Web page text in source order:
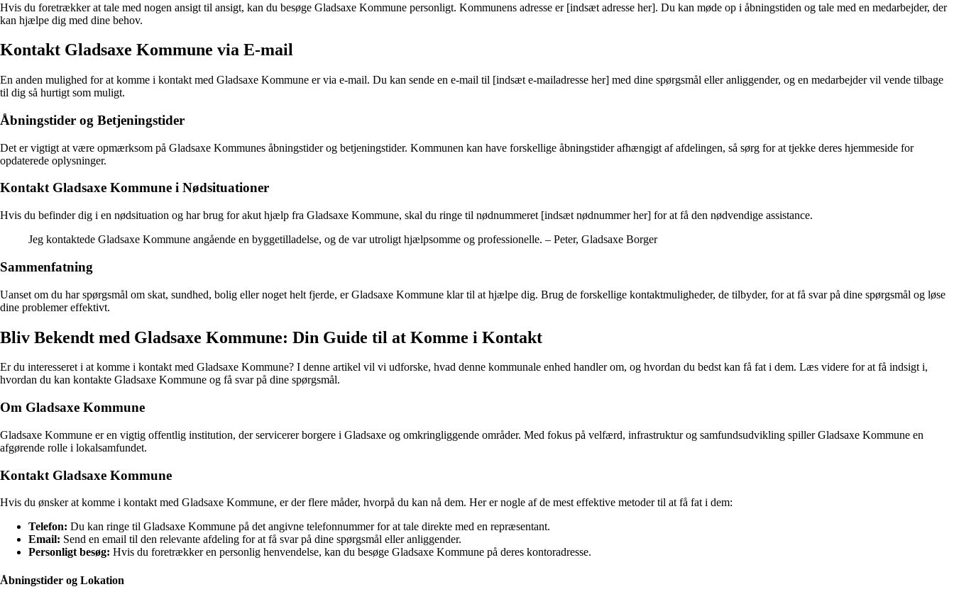
Hvis du foretrækker at tale med nogen ansigt til ansigt, kan du besøge Gladsaxe Kommune personligt. Kommunens adresse er [indsæt adresse her]. Du kan møde op i åbningstiden og tale med en medarbejder, der
kan hjælpe dig med dine behov.
Kontakt Gladsaxe Kommune via E-mail
En anden mulighed for at komme i kontakt med Gladsaxe Kommune er via e-mail. Du kan sende en e-mail til [indsæt e-mailadresse her] med dine spørgsmål eller anliggender, og en medarbejder vil vende tilbage
til dig så hurtigt som muligt.
Åbningstider og Betjeningstider
Det er vigtigt at være opmærksom på Gladsaxe Kommunes åbningstider og betjeningstider. Kommunen kan have forskellige åbningstider afhængigt af afdelingen, så sørg for at tjekke deres hjemmeside for
opdaterede oplysninger.
Kontakt Gladsaxe Kommune i Nødsituationer
Hvis du befinder dig i en nødsituation og har brug for akut hjælp fra Gladsaxe Kommune, skal du ringe til nødnummeret [indsæt nødnummer her] for at få den nødvendige assistance.
Jeg kontaktede Gladsaxe Kommune angående en byggetilladelse, og de var utroligt hjælpsomme og professionelle. – Peter, Gladsaxe Borger
Sammenfatning
Uanset om du har spørgsmål om skat, sundhed, bolig eller noget helt fjerde, er Gladsaxe Kommune klar til at hjælpe dig. Brug de forskellige kontaktmuligheder, de tilbyder, for at få svar på dine spørgsmål og løse
dine problemer effektivt.
Bliv Bekendt med Gladsaxe Kommune: Din Guide til at Komme i Kontakt
Er du interesseret i at komme i kontakt med Gladsaxe Kommune? I denne artikel vil vi udforske, hvad denne kommunale enhed handler om, og hvordan du bedst kan få fat i dem. Læs videre for at få indsigt i,
hvordan du kan kontakte Gladsaxe Kommune og få svar på dine spørgsmål.
Om Gladsaxe Kommune
Gladsaxe Kommune er en vigtig offentlig institution, der servicerer borgere i Gladsaxe og omkringliggende områder. Med fokus på velfærd, infrastruktur og samfundsudvikling spiller Gladsaxe Kommune en
afgørende rolle i lokalsamfundet.
Kontakt Gladsaxe Kommune
Hvis du ønsker at komme i kontakt med Gladsaxe Kommune, er der flere måder, hvorpå du kan nå dem. Her er nogle af de mest effektive metoder til at få fat i dem:
Telefon: Du kan ringe til Gladsaxe Kommune på det angivne telefonnummer for at tale direkte med en repræsentant.
Email: Send en email til den relevante afdeling for at få svar på dine spørgsmål eller anliggender.
Personligt besøg: Hvis du foretrækker en personlig henvendelse, kan du besøge Gladsaxe Kommune på deres kontoradresse.
Åbningstider og Lokation